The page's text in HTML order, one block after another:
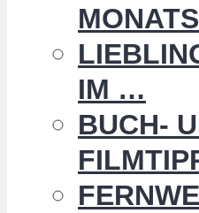
IM …
BUCH-